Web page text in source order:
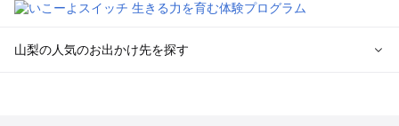
山梨の人気のお出かけ先を探す